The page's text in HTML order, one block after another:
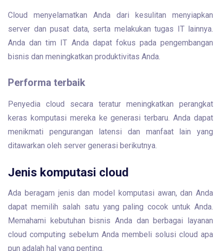
Cloud menyelamatkan Anda dari kesulitan menyiapkan
server dan pusat data, serta melakukan tugas IT lainnya.
Anda dan tim IT Anda dapat fokus pada pengembangan
bisnis dan meningkatkan produktivitas Anda.
Performa terbaik
Penyedia cloud secara teratur meningkatkan perangkat
keras komputasi mereka ke generasi terbaru. Anda dapat
menikmati pengurangan latensi dan manfaat lain yang
ditawarkan oleh server generasi berikutnya.
Jenis komputasi cloud
Ada beragam jenis dan model komputasi awan, dan Anda
dapat memilih salah satu yang paling cocok untuk Anda.
Memahami kebutuhan bisnis Anda dan berbagai layanan
cloud computing sebelum Anda membeli solusi cloud apa
pun adalah hal yang penting.